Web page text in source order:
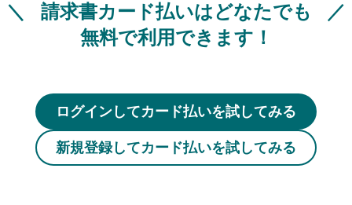
請求書カード払いはどなたでも
無料で利用できます！
ログインしてカード払いを試してみる
新規登録してカード払いを試してみる